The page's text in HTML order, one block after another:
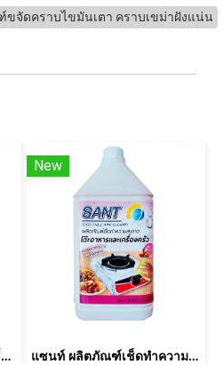
จัดคราบไขมันเตา คราบเขม่าฝังแน่น
แซนท์ ผลิตภัณฑ์ล้างจาน กลิ่นมะนาว ขนาดบรรจุ 4 ลิตร
New
แซนท์ ผลิตภัณฑ์เช็ดทำความสะอาดโต๊ะอาหาร กลิ่นฟรุ๊ตตี้ ขนาดบรรจุ 4 ลิตร